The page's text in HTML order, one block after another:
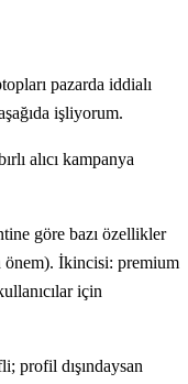
pazarda iddialı
işliyorum.
alıcı kampanya
göre bazı özellikler
önem). İkincisi: premium
için
profil dışındaysan